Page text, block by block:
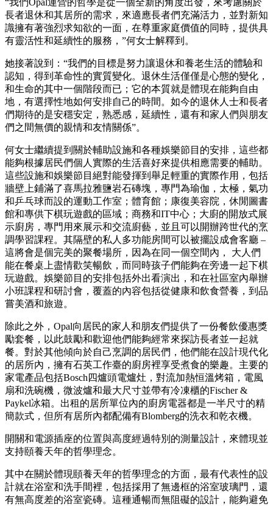
長者退休和其居所的需求，來適應長者們充滿活力，並對新知
識擁有著強烈求知欲的一面，在尊重家庭價值的同時，提供具
有靈活性和延續性的服務，”何女士解釋到。
她接著說到：“我們的目標是努力讓退休和養老生活的體驗和
認知，得到革命性的實質變化。退休生活僅僅是心態的變化，
和生命的其中一個階段而已；它的本質就是體現在能夠自由
地，有選擇性地如何安排自己的時間。如今的退休人士和長者
們期待的是安穩安定，熟悉感，延續性，還有和家人們與朋友
們之間無價的親情和友情關係”。
何女士繼續提到關於輔助設施和各種娛樂節目的安排，這些都
能夠根據居民們個人實際的生活喜好來提供相應需要的輔助。
這些設施和娛樂節目絕對能發揮到舉足輕重的實際作用，包括
牆壁上鋪滿了喜馬拉雅鹽岩石磚塊，專門為瑜伽，太極，氣功
和乒乓球而設的運動工作室；體育館；康復美容院，休閒圖書
館和專供下棋玩遊戲的區域；商務和IT中心；大廚的開放式展
示廚房，專門用來展示和交流廚藝，並且可以開辦跨世代的烹
調學習課程。其隔壁的私人多功能房間可以被擺設成會客廳 –
這將會是個完美的聚餐場所，因為在同一個空間內， 大人們
能在餐桌上盡情歡笑暢飲，而同時孩子們能夠在旁邊一起下棋
玩遊戲。娛樂節目的安排包括外出看演出，和在社區室內舉辦
小班課程和研討會，覆蓋的內容包括從健康和飲食營養，到品
嘗美酒和旅遊。
除此之外，Opal向居民的家人和朋友們提供了一份餐飲優惠獎
勵套餐，以此鼓勵和歡迎他們能夠經常來探訪長者並一起就
餐。對於其他傾向於自己烹調的居民們，他們能在設計現代化
的居所內，擁有石英工作臺的廚房裡享受煮食的樂趣。主要的
家電產品包括Bosch四爐頭電爐灶，對流加熱恒溫烤箱，電風
扇和洗碗機，微波爐和最大尺寸並帶有冷凍櫃的Fischer &
Paykel冰箱。出租的居所單位內的廚房電器都是一半尺寸的精
簡款式，但所有居所內都配備有Blomberg的洗衣和乾衣機。
開關和電源插座的位置與高度經過特別的測量設計，來體現並
支持頤養天年的哲學理念。
其中在關於體現頤養天年的哲學理念的方面，最有代表性的設
計就在浴室和洗手間裡，包括採用了無邊框的浴室玻璃門，還
有無高度差的浴室瓷磚。這種通暢而無阻礙的設計，能夠避免